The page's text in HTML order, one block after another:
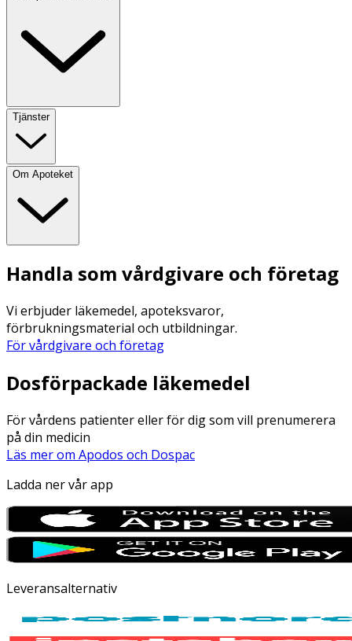
Tjänster
Om Apoteket
Handla som vårdgivare och företag
Vi erbjuder läkemedel, apoteksvaror,
förbrukningsmaterial och utbildningar.
För vårdgivare och företag
Dosförpackade läkemedel
För vårdens patienter eller för dig som vill prenumerera
på din medicin
Läs mer om Apodos och Dospac
Ladda ner vår app
Leveransalternativ